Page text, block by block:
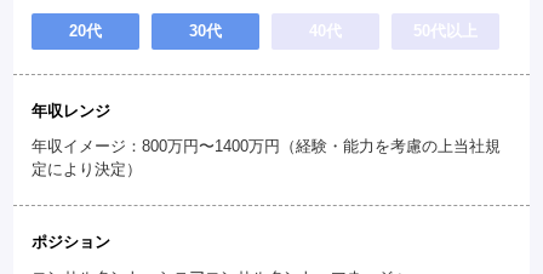
20代 30代 40代 50代以上
年収レンジ
年収イメージ：800万円〜1400万円（経験・能力を考慮の上当社規
定により決定）
ポジション